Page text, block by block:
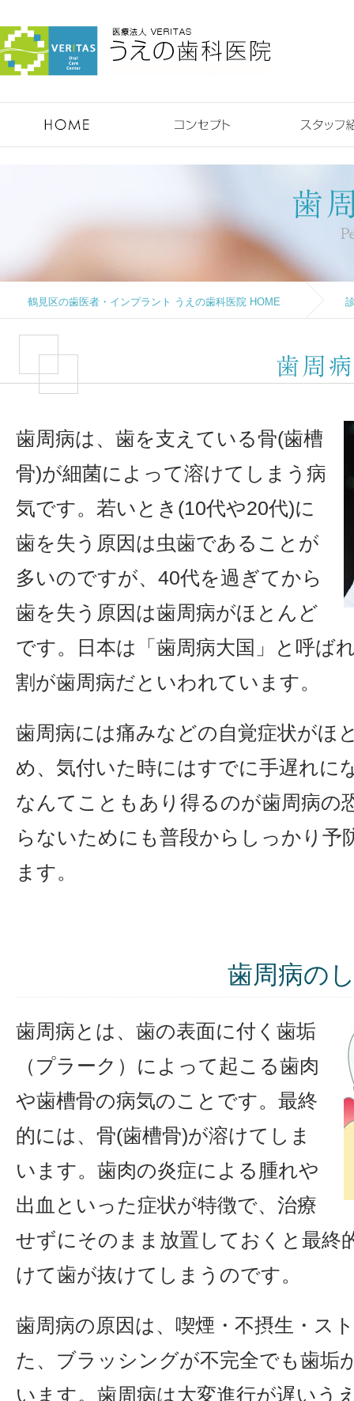
鶴見区の歯医者・インプラント うえの歯科医院 HOME
歯周病は、歯を支えている骨(歯槽
骨)が細菌によって溶けてしまう病
気です。若いとき(10代や20代)に
歯を失う原因は虫歯であることが
多いのですが、40代を過ぎてから
歯を失う原因は歯周病がほとんど
です。日本は「歯周病大国」と呼ば
割が歯周病だといわれています。
歯周病には痛みなどの自覚症状がほ
め、気付いた時にはすでに手遅れに
なんてこともあり得るのが歯周病の
らないためにも普段からしっかり予
ます。
歯周病の
歯周病とは、歯の表面に付く歯垢
（プラーク）によって起こる歯肉
や歯槽骨の病気のことです。最終
的には、骨(歯槽骨)が溶けてしま
います。歯肉の炎症による腫れや
出血といった症状が特徴で、治療
せずにそのまま放置しておくと最終
けて歯が抜けてしまうのです。
歯周病の原因は、喫煙・不摂生・ス
た、ブラッシングが不完全でも歯垢
います。歯周病は大変進行が遅いう